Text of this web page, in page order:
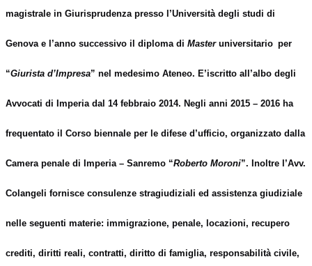
magistrale in Giurisprudenza presso l ’Università degli studi di
Genova e l ’anno successivo il diploma di Masteruniversitario per
“Giurista d’Impresa” nel medesimo Ateneo. E’iscritto all ’albo degli
Avvocati di Imperia dal 14 febbraio 2014. Negli anni 2015 – 2016 ha
frequentato il Corso biennale per le difese d ’ufficio, organizzato dalla
Camera penale di Imperia – Sanremo “Roberto Moroni”. Inoltre l’Avv.
Colangeli fornisce consulenze stragiudiziali ed assistenza giudiziale
nelle seguenti materie: immigrazione, penale, locazioni, recupero
crediti, diritti reali, contratti, diritto di famiglia, responsabilità civile,